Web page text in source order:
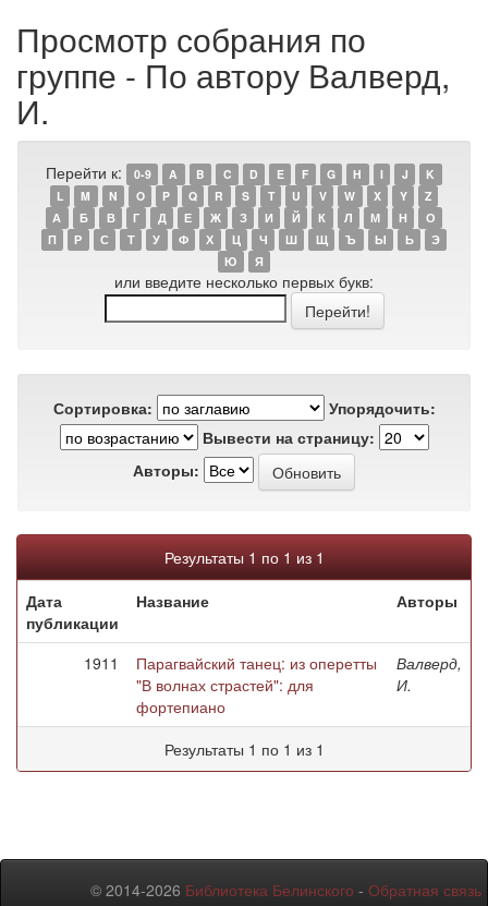
Просмотр собрания по
группе - По автору Валверд,
И.
Перейти к: 0-9 A B C D E F G H I J
K
L
M N O P Q R S T U V W X Y
Z
А
Б В Г Д Е Ж З И Й К Л М Н
О
П
Р С Т У Ф Х Ц Ч Ш Щ Ъ Ы Ь
Э
Ю
Я
или введите несколько первых букв:
Сортировка:
Упорядочить:
Вывести на страницу:
Авторы:
Результаты 1 по 1 из 1
Дата
публикации
Название Авторы
1911
Парагвайский танец: из оперетты
"В волнах страстей": для
фортепиано
Валверд,
И.
Результаты 1 по 1 из 1
© 2014-2026 Библиотека Белинского - Обратная связь